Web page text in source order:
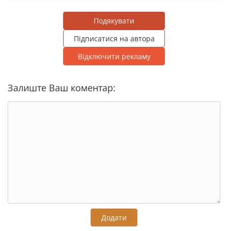
Подякувати
Підписатися на автора
Відключити рекламу
Залиште Ваш коментар:
Додати